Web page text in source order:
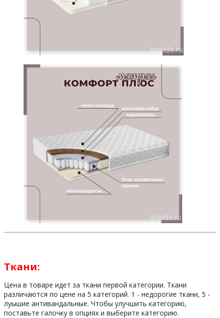
Ткани:
Цена в товаре идет за ткани первой категории. Ткани
различаются по цене на 5 категорий. 1 - недорогие ткани, 5 -
луышие антивандальные. Чтобы улучшить категорию,
поставьте галочку в опциях и выберите категорию.